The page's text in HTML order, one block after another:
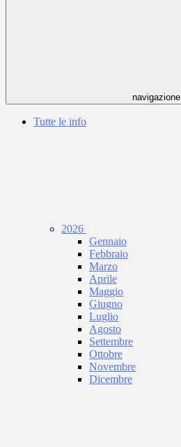
navigazione
Tutte le info
2026
Gennaio
Febbraio
Marzo
Aprile
Maggio
Giugno
Luglio
Agosto
Settembre
Ottobre
Novembre
Dicembre